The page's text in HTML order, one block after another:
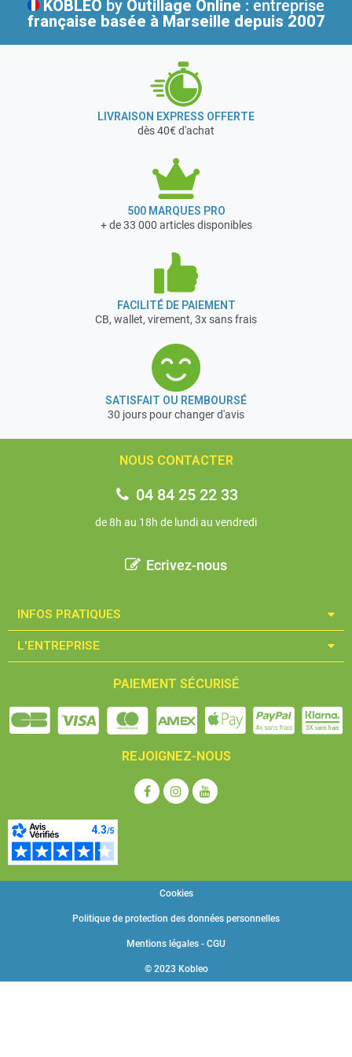
KOBLEO by Outillage Online : entreprise
française basée à Marseille depuis 2007
LIVRAISON EXPRESS OFFERTE
dès 40€ d'achat
500 MARQUES PRO
+ de 33 000 articles disponibles
FACILITÉ DE PAIEMENT
CB, wallet, virement, 3x sans frais
SATISFAIT OU REMBOURSÉ
30 jours pour changer d'avis
NOUS CONTACTER
04 84 25 22 33
de 8h au 18h de lundi au vendredi
Ecrivez-nous
INFOS PRATIQUES​
L'ENTREPRISE​
PAIEMENT SÉCURISÉ
REJOIGNEZ-NOUS
© 2023 Kobleo
Mentions légales - CGU
Politique de protection des données personnelles
Cookies